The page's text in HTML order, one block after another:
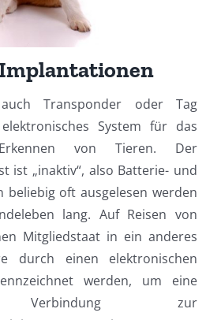
Transponder oder Tag
System für das
von Tieren. Der
ist „inaktiv“, also Batterie- und
beliebig oft ausgelesen werden
lang. Auf Reisen von
Mitgliedstaat in ein anderes
durch einen elektronischen
werden, um eine
Verbindung zur